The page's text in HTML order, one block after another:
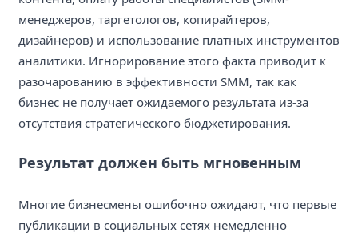
менеджеров, таргетологов, копирайтеров,
дизайнеров) и использование платных инструментов
аналитики. Игнорирование этого факта приводит к
разочарованию в эффективности SMM, так как
бизнес не получает ожидаемого результата из-за
отсутствия стратегического бюджетирования.
Результат должен быть мгновенным
Многие бизнесмены ошибочно ожидают, что первые
публикации в социальных сетях немедленно